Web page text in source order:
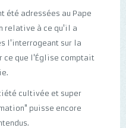
été adressées au Pape
relative à ce qu'il a
l'interrogeant sur la
ce que l'Église comptait
cultivée et super
puisse encore